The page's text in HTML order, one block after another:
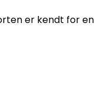
er kendt for